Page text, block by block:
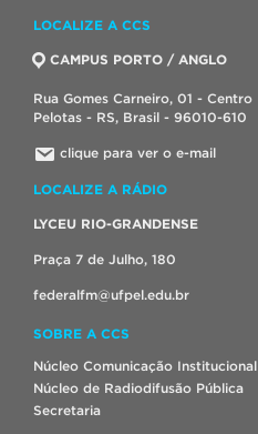
LOCALIZE A CCS
CAMPUS PORTO / ANGLO
Rua Gomes Carneiro, 01 - Centro
Pelotas - RS, Brasil - 96010-610
clique para ver o e-mail
LOCALIZE A RÁDIO
LYCEU RIO-GRANDENSE
Praça 7 de Julho, 180
federalfm@ufpel.edu.br
SOBRE A CCS
Núcleo Comunicação Institucional
Núcleo de Radiodifusão Pública
Secretaria